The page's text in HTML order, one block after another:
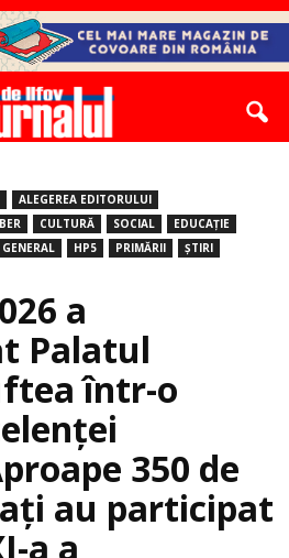
ALEGEREA EDITORULUI
CULTURĂ SOCIAL
EDUCAȚIE
GENERAL HP5 PRIMĂRII
ȘTIRI
a
Palatul
într-o
350 de
au participat
a a